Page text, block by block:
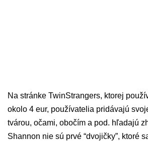
Na stránke TwinStrangers, ktorej
okolo 4 eur, používatelia pridávajú
tvárou, očami, obočím a pod. hľadajú
Shannon nie sú prvé “dvojičky”, ktoré